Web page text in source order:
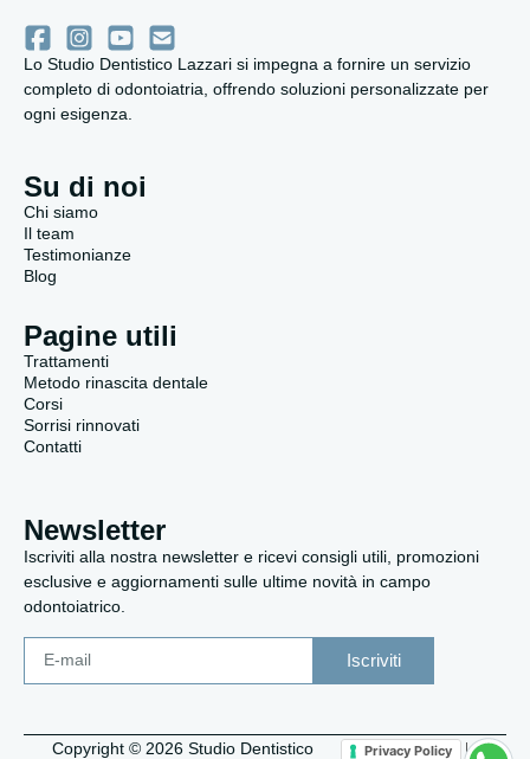
Lo Studio Dentistico Lazzari si impegna a fornire un servizio
completo di odontoiatria, offrendo soluzioni personalizzate per
ogni esigenza.
Su di noi
Chi siamo
Il team
Testimonianze
Blog
Pagine utili
Trattamenti
Metodo rinascita dentale
Corsi
Sorrisi rinnovati
Contatti
Newsletter
Iscriviti alla nostra newsletter e ricevi consigli utili, promozioni
esclusive e aggiornamenti sulle ultime novità in campo
odontoiatrico.
Iscriviti
Copyright © 2026 Studio Dentistico Privacy Policy |